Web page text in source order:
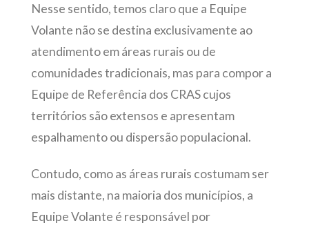
Nesse sentido, temos claro que a Equipe
Volante não se destina exclusivamente ao
atendimento em áreas rurais ou de
comunidades tradicionais, mas para compor a
Equipe de Referência dos CRAS cujos
territórios são extensos e apresentam
espalhamento ou dispersão populacional.
Contudo, como as áreas rurais costumam ser
mais distante, na maioria dos municípios, a
Equipe Volante é responsável por